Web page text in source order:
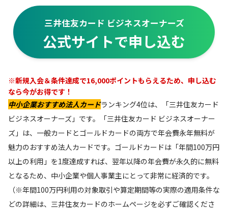
三井住友カード ビジネスオーナーズ
公式サイトで申し込む
※新規入会＆条件達成で16,000ポイントもらえるため、申し込む
なら今がお得です！
中小企業おすすめ法人カードランキング4位は、「三井住友カード
ビジネスオーナーズ」です。「三井住友カード ビジネスオーナー
ズ」は、一般カードとゴールドカードの両方で年会費永年無料が
魅力のおすすめ法人カードです。ゴールドカードは「年間100万円
以上の利用」を1度達成すれば、翌年以降の年会費が永久的に無料
となるため、中小企業や個人事業主にとって非常に経済的です。
（※年間100万円利用の対象取引や算定期間等の実際の適用条件な
どの詳細は、三井住友カードのホームページを必ずご確認くださ